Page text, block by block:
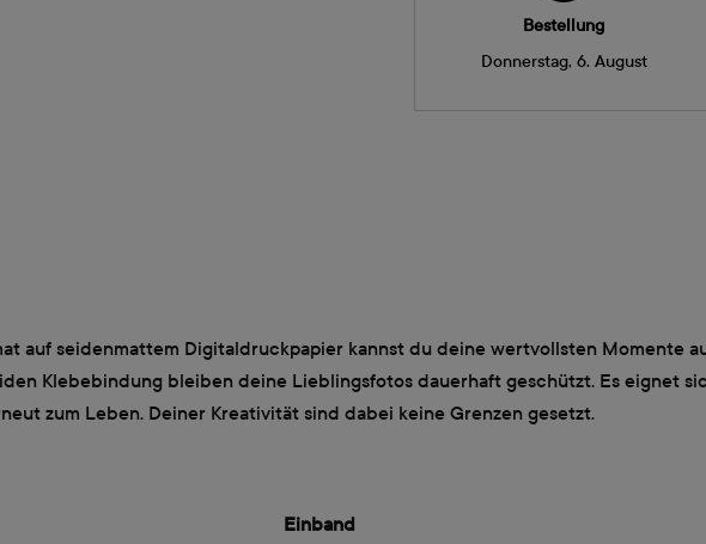
Bestellung
Donnerstag, 6. August
auf seidenmattem Digitaldruckpapier kannst du deine wertvollsten Momente
Klebebindung bleiben deine Lieblingsfotos dauerhaft geschützt. Es eignet
zum Leben. Deiner Kreativität sind dabei keine Grenzen gesetzt.
Einband